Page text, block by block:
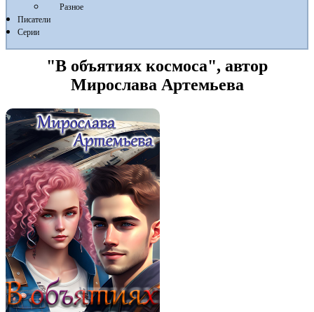
Разное
Писатели
Серии
"В объятиях космоса", автор
Мирослава Артемьева